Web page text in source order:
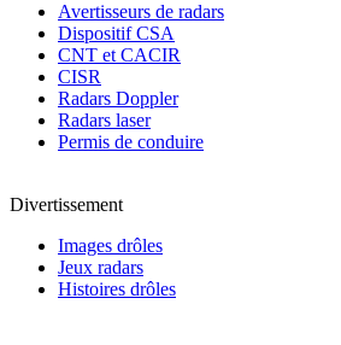
Avertisseurs de radars
Dispositif CSA
CNT et CACIR
CISR
Radars Doppler
Radars laser
Permis de conduire
Divertissement
Images drôles
Jeux radars
Histoires drôles